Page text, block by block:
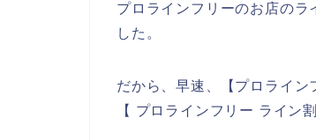
プロラインフリーのお店のラ
した。
だから、早速、【プロライン
【 プロラインフリー ライン